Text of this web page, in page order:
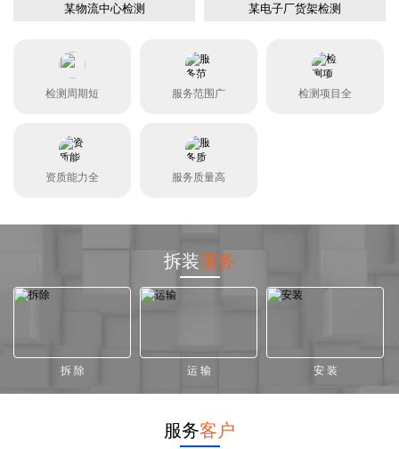
某物流中心检测 某电子厂货架检测
检测周期短 服务范围广 检测项目全
资质能力全 服务质量高
拆装服务
拆 除 运 输 安 装
服务客户